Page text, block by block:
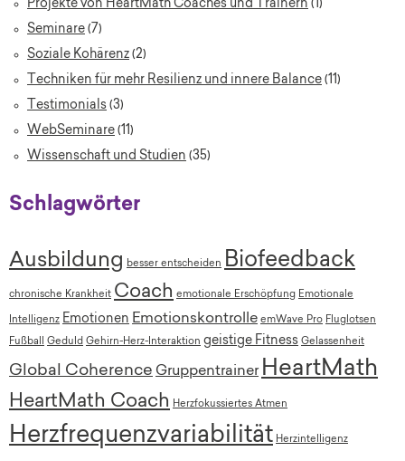
Projekte von HeartMath Coaches und Trainern (1)
Seminare (7)
Soziale Kohärenz (2)
Techniken für mehr Resilienz und innere Balance (11)
Testimonials (3)
WebSeminare (11)
Wissenschaft und Studien (35)
Schlagwörter
Ausbildung besser entscheiden Biofeedback
chronische Krankheit Coach emotionale Erschöpfung Emotionale
Intelligenz Emotionen Emotionskontrolle emWave Pro Fluglotsen
Fußball Geduld Gehirn-Herz-Interaktion geistige Fitness Gelassenheit
Global Coherence Gruppentrainer HeartMath
HeartMath Coach Herzfokussiertes Atmen
Herzfrequenzvariabilität Herzintelligenz